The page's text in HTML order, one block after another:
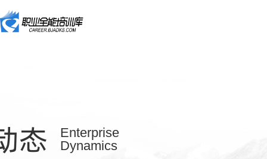
态
Enterprise
Dynamics